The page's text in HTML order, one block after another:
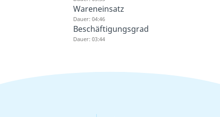
Wareneinsatz
Dauer: 04:46
Beschäftigungsgrad
Dauer: 03:44